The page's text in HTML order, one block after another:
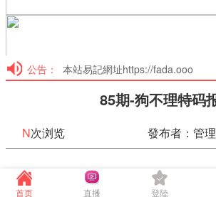
公告： 本站易記網址https://fada.ooo
85期-狗不理特码
N次浏览 發布者：管
85期-狗不理特码报
首页 直播 登陸